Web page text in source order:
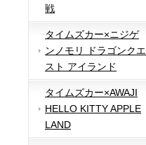
戦
タイムズカー×ニジゲ
ンノモリ ドラゴンクエ
スト アイランド
タイムズカー×AWAJI
HELLO KITTY APPLE
LAND